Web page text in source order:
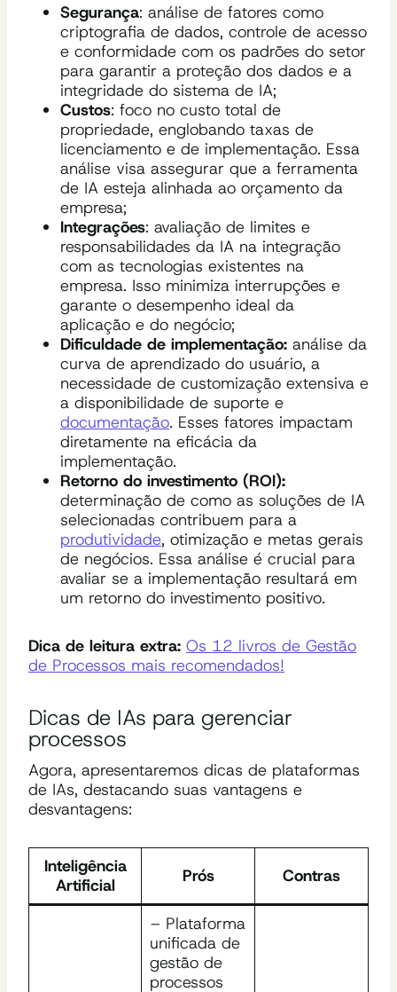
Segurança: análise de fatores como
criptografia de dados, controle de acesso
e conformidade com os padrões do setor
para garantir a proteção dos dados e a
integridade do sistema de IA;
Custos: foco no custo total de
propriedade, englobando taxas de
licenciamento e de implementação. Essa
análise visa assegurar que a ferramenta
de IA esteja alinhada ao orçamento da
empresa;
Integrações: avaliação de limites e
responsabilidades da IA na integração
com as tecnologias existentes na
empresa. Isso minimiza interrupções e
garante o desempenho ideal da
aplicação e do negócio;
Dificuldade de implementação: análise da
curva de aprendizado do usuário, a
necessidade de customização extensiva e
a disponibilidade de suporte e
documentação. Esses fatores impactam
diretamente na eficácia da
implementação.
Retorno do investimento (ROI):
determinação de como as soluções de IA
selecionadas contribuem para a
produtividade, otimização e metas gerais
de negócios. Essa análise é crucial para
avaliar se a implementação resultará em
um retorno do investimento positivo.
Dica de leitura extra: Os 12 livros de Gestão
de Processos mais recomendados!
Dicas de IAs para gerenciar
processos
Agora, apresentaremos dicas de plataformas
de IAs, destacando suas vantagens e
desvantagens:
Inteligência
Artificial
Prós Contras
– Plataforma
unificada de
gestão de
processos